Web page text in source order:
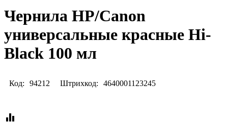
Чернила HP/Canon
универсальные красные Hi-
Black 100 мл
Код: 94212 Штрихкод: 4640001123245
equalizer